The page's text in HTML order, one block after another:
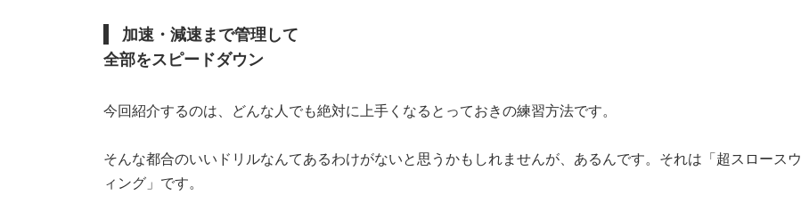
加速・減速まで管理して
全部をスピードダウン
今回紹介するのは、どんな人でも絶対に上手くなるとっておきの練習方法です。
そんな都合のいいドリルなんてあるわけがないと思うかもしれませんが、あるんです。それは「超スロースウ
ィング」です。